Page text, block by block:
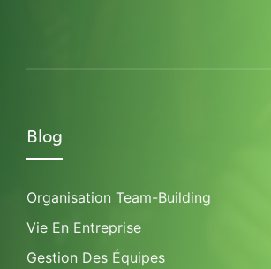
Blog
Organisation Team-Building
Vie En Entreprise
Gestion Des Équipes